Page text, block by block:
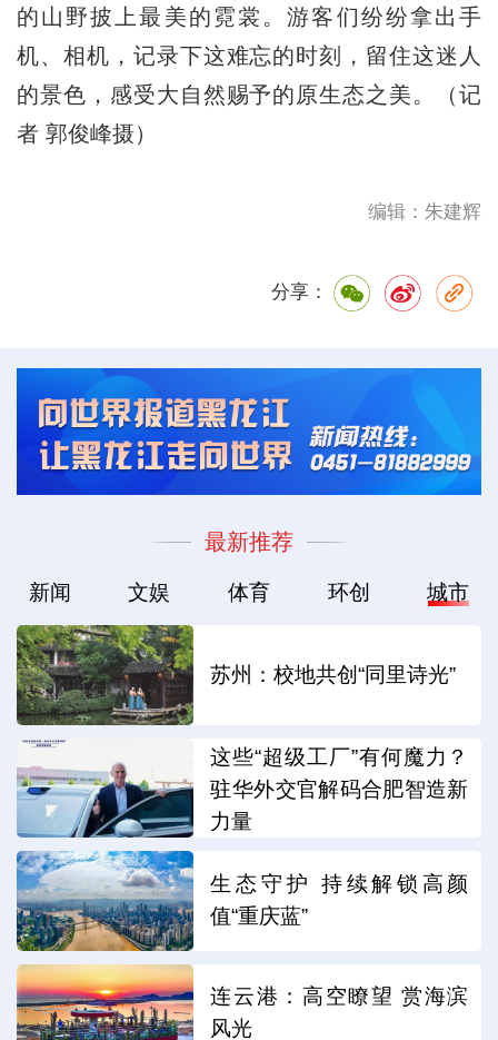
的山野披上最美的霓裳。游客们纷纷拿出手
机、相机，记录下这难忘的时刻，留住这迷人
的景色，感受大自然赐予的原生态之美。（记
者 郭俊峰摄）
编辑：朱建辉
分享：
最新推荐
新闻 文娱 体育 环创 城市
苏州：校地共创“同里诗光”
这些“超级工厂”有何魔力？
驻华外交官解码合肥智造新
力量
生态守护 持续解锁高颜
值“重庆蓝”
连云港：高空瞭望 赏海滨
风光